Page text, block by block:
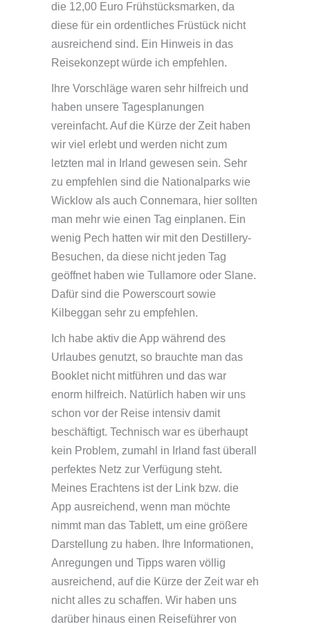
die 12,00 Euro Frühstücksmarken, da
diese für ein ordentliches Früstück nicht
ausreichend sind. Ein Hinweis in das
Reisekonzept würde ich empfehlen.
Ihre Vorschläge waren sehr hilfreich und
haben unsere Tagesplanungen
vereinfacht. Auf die Kürze der Zeit haben
wir viel erlebt und werden nicht zum
letzten mal in Irland gewesen sein. Sehr
zu empfehlen sind die Nationalparks wie
Wicklow als auch Connemara, hier sollten
man mehr wie einen Tag einplanen. Ein
wenig Pech hatten wir mit den Destillery-
Besuchen, da diese nicht jeden Tag
geöffnet haben wie Tullamore oder Slane.
Dafür sind die Powerscourt sowie
Kilbeggan sehr zu empfehlen.
Ich habe aktiv die App während des
Urlaubes genutzt, so brauchte man das
Booklet nicht mitführen und das war
enorm hilfreich. Natürlich haben wir uns
schon vor der Reise intensiv damit
beschäftigt. Technisch war es überhaupt
kein Problem, zumahl in Irland fast überall
perfektes Netz zur Verfügung steht.
Meines Erachtens ist der Link bzw. die
App ausreichend, wenn man möchte
nimmt man das Tablett, um eine größere
Darstellung zu haben. Ihre Informationen,
Anregungen und Tipps waren völlig
ausreichend, auf die Kürze der Zeit war eh
nicht alles zu schaffen. Wir haben uns
darüber hinaus einen Reiseführer von